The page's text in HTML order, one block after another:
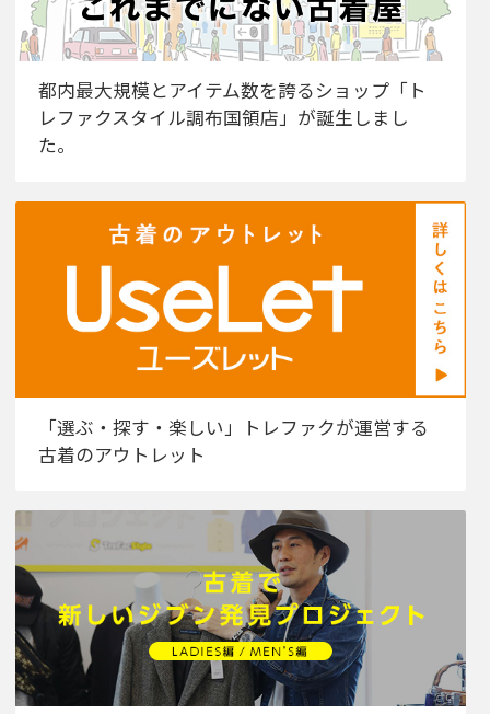
都内最大規模とアイテム数を誇るショップ「ト
レファクスタイル調布国領店」が誕生しまし
た。
「選ぶ・探す・楽しい」トレファクが運営する
古着のアウトレット